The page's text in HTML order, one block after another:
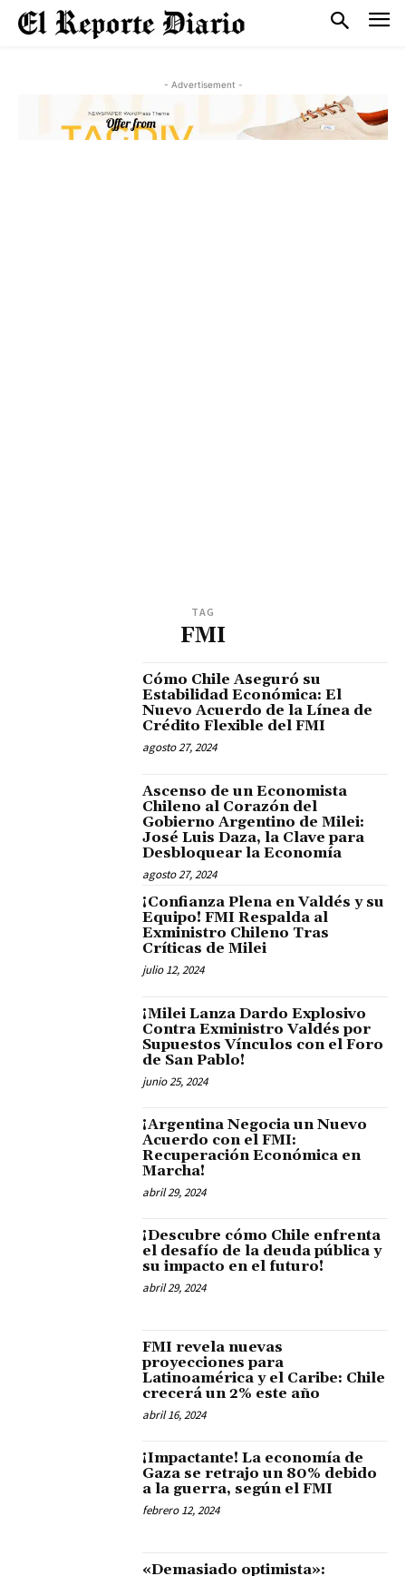
- Advertisement -
TAG
FMI
Cómo Chile Aseguró su
Estabilidad Económica: El
Nuevo Acuerdo de la Línea de
Crédito Flexible del FMI
agosto 27, 2024
Ascenso de un Economista
Chileno al Corazón del
Gobierno Argentino de Milei:
José Luis Daza, la Clave para
Desbloquear la Economía
agosto 27, 2024
¡Confianza Plena en Valdés y su
Equipo! FMI Respalda al
Exministro Chileno Tras
Críticas de Milei
julio 12, 2024
¡Milei Lanza Dardo Explosivo
Contra Exministro Valdés por
Supuestos Vínculos con el Foro
de San Pablo!
junio 25, 2024
¡Argentina Negocia un Nuevo
Acuerdo con el FMI:
Recuperación Económica en
Marcha!
abril 29, 2024
¡Descubre cómo Chile enfrenta
el desafío de la deuda pública y
su impacto en el futuro!
abril 29, 2024
FMI revela nuevas
proyecciones para
Latinoamérica y el Caribe: Chile
crecerá un 2% este año
abril 16, 2024
¡Impactante! La economía de
Gaza se retrajo un 80% debido
a la guerra, según el FMI
febrero 12, 2024
«Demasiado optimista»: